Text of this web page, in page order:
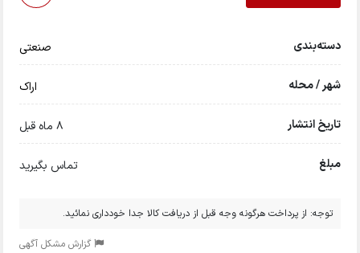
دسته‌بندی صنعتی
شهر / محله اراک
تاریخ انتشار 8 ماه قبل
مبلغ تماس بگیرید
توجه: از پرداخت هرگونه وجه قبل از دریافت کالا جدا خودداری نمائید.
گزارش مشکل آگهی